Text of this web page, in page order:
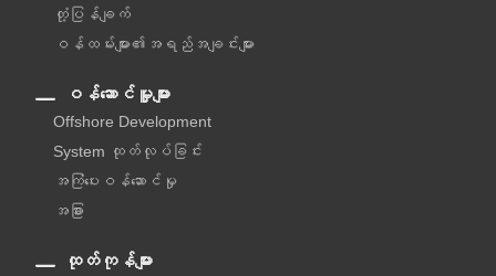
တုံ့ပြန်ချက်
ဝန်ထမ်းများ၏အရည်အချင်းများ
ဝန်ဆောင်မှူများ
Offshore Development
System ထုတ်လုပ်ခြင်း
အကြံပေးဝန်ဆောင်မှု‌
အခြား
ထုတ်ကုန်များ